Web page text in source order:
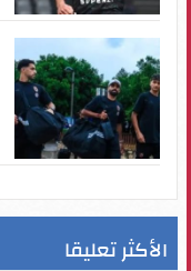
الأكثر تعليقا